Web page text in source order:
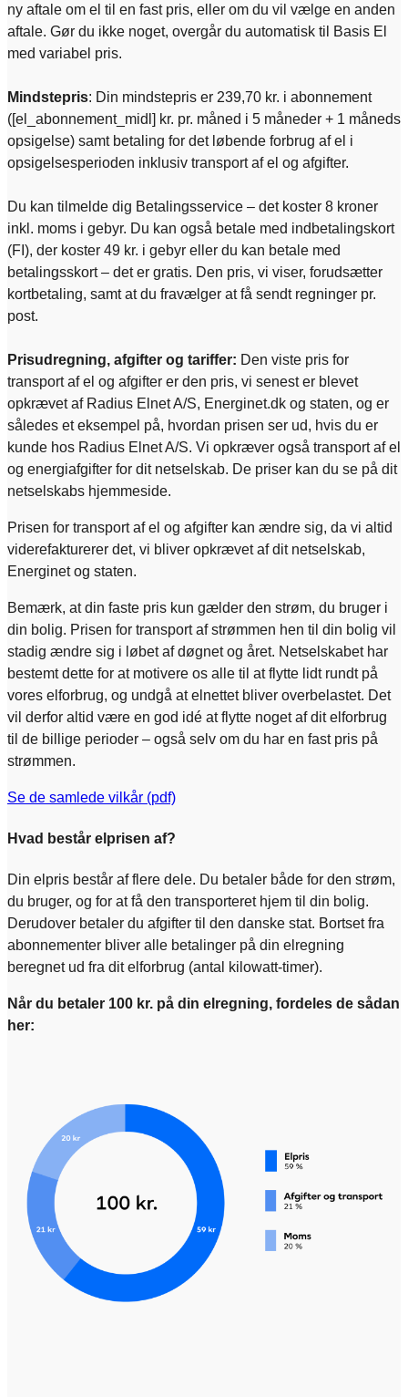
ny aftale om el til en fast pris, eller om du vil vælge en anden
aftale. Gør du ikke noget, overgår du automatisk til Basis El
med variabel pris.
Mindstepris: Din mindstepris er 239,70 kr. i abonnement
([el_abonnement_midl] kr. pr. måned i 5 måneder + 1 måneds
opsigelse) samt betaling for det løbende forbrug af el i
opsigelsesperioden inklusiv transport af el og afgifter.
Du kan tilmelde dig Betalingsservice – det koster 8 kroner
inkl. moms i gebyr. Du kan også betale med indbetalingskort
(FI), der koster 49 kr. i gebyr eller du kan betale med
betalingsskort – det er gratis. Den pris, vi viser, forudsætter
kortbetaling, samt at du fravælger at få sendt regninger pr.
post.
Prisudregning, afgifter og tariffer: Den viste pris for
transport af el og afgifter er den pris, vi senest er blevet
opkrævet af Radius Elnet A/S, Energinet.dk og staten, og er
således et eksempel på, hvordan prisen ser ud, hvis du er
kunde hos Radius Elnet A/S. Vi opkræver også transport af el
og energiafgifter for dit netselskab. De priser kan du se på dit
netselskabs hjemmeside.
Prisen for transport af el og afgifter kan ændre sig, da vi altid
viderefakturerer det, vi bliver opkrævet af dit netselskab,
Energinet og staten.
Bemærk, at din faste pris kun gælder den strøm, du bruger i
din bolig. Prisen for transport af strømmen hen til din bolig vil
stadig ændre sig i løbet af døgnet og året. Netselskabet har
bestemt dette for at motivere os alle til at flytte lidt rundt på
vores elforbrug, og undgå at elnettet bliver overbelastet. Det
vil derfor altid være en god idé at flytte noget af dit elforbrug
til de billige perioder – også selv om du har en fast pris på
strømmen.
Se de samlede vilkår (pdf)
Hvad består elprisen af?
Din elpris består af flere dele. Du betaler både for den strøm,
du bruger, og for at få den transporteret hjem til din bolig.
Derudover betaler du afgifter til den danske stat. Bortset fra
abonnementer bliver alle betalinger på din elregning
beregnet ud fra dit elforbrug (antal kilowatt-timer).
Når du betaler 100 kr. på din elregning, fordeles de sådan
her: